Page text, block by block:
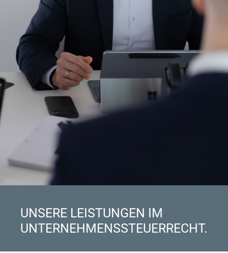
UNSERE LEISTUNGEN IM
UNTERNEHMENSSTEUERRECHT.